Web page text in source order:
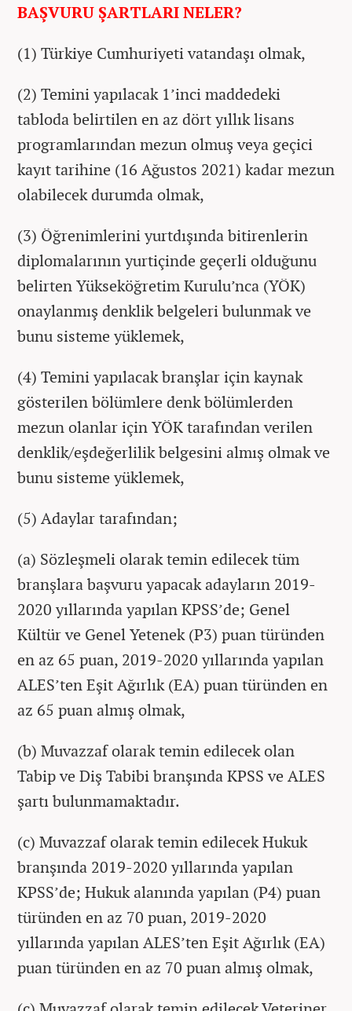
BAŞVURU ŞARTLARI NELER?
(1) Türkiye Cumhuriyeti vatandaşı olmak,
(2) Temini yapılacak 1’inci maddedeki
tabloda belirtilen en az dört yıllık lisans
programlarından mezun olmuş veya geçici
kayıt tarihine (16 Ağustos 2021) kadar mezun
olabilecek durumda olmak,
(3) Öğrenimlerini yurtdışında bitirenlerin
diplomalarının yurtiçinde geçerli olduğunu
belirten Yükseköğretim Kurulu’nca (YÖK)
onaylanmış denklik belgeleri bulunmak ve
bunu sisteme yüklemek,
(4) Temini yapılacak branşlar için kaynak
gösterilen bölümlere denk bölümlerden
mezun olanlar için YÖK tarafından verilen
denklik/eşdeğerlilik belgesini almış olmak ve
bunu sisteme yüklemek,
(5) Adaylar tarafından;
(a) Sözleşmeli olarak temin edilecek tüm
branşlara başvuru yapacak adayların 2019-
2020 yıllarında yapılan KPSS’de; Genel
Kültür ve Genel Yetenek (P3) puan türünden
en az 65 puan, 2019-2020 yıllarında yapılan
ALES’ten Eşit Ağırlık (EA) puan türünden en
az 65 puan almış olmak,
(b) Muvazzaf olarak temin edilecek olan
Tabip ve Diş Tabibi branşında KPSS ve ALES
şartı bulunmamaktadır.
(c) Muvazzaf olarak temin edilecek Hukuk
branşında 2019-2020 yıllarında yapılan
KPSS’de; Hukuk alanında yapılan (P4) puan
türünden en az 70 puan, 2019-2020
yıllarında yapılan ALES’ten Eşit Ağırlık (EA)
puan türünden en az 70 puan almış olmak,